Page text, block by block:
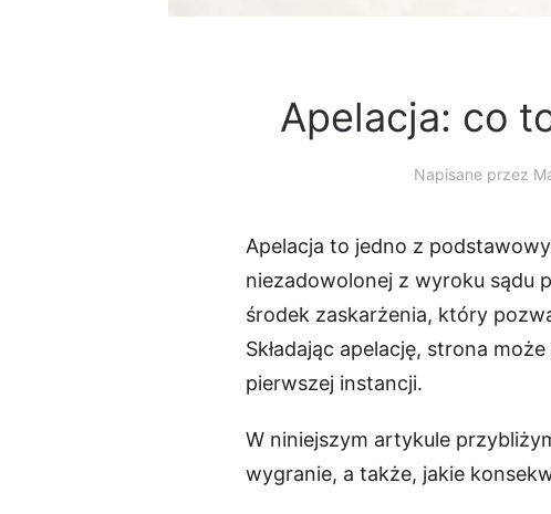
Apelacja: co
Napisane przez
Apelacja to jedno z
niezadowolonej z wyroku sądu
środek zaskarżenia, który
Składając apelację, strona
pierwszej instancji.
W niniejszym artykule
wygranie, a także, jakie